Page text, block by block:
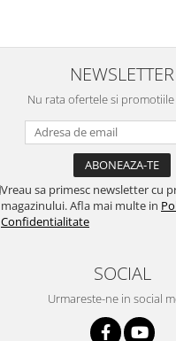
NEWSLETTER
Nu rata ofertele si
Vreau sa primesc newsletter cu
magazinului. Afla mai multe in
Confidentialitate
SOCIAL
Urmareste-ne in social